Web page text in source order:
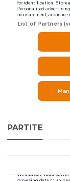
PARTITE